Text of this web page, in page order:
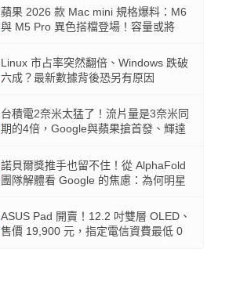
蘋果 2026 款 Mac mini 規格爆料：M6
與 M5 Pro 異色搭檔登場！容量或將
Linux 市占率突然翻倍、Windows 跌破
六成？最新數據背後恐另有原因
台積電2奈米太猛了！流片量是3奈米同
期的4倍，Google與蘋果搶首發、輝達
諾貝爾獎推手也留不住！從 AlphaFold
團隊解體看 Google 的焦慮：為何明星
ASUS Pad 開賣！12.2 吋雙層 OLED、
售價 19,900 元，指定電信資費最低 0